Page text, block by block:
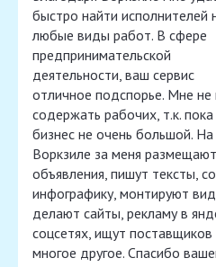
быстро найти исполнителей
любые виды работ. В сфере
предпринимательской
деятельности, ваш сервис
отличное подспорье. Мне не
содержать рабочих, т.к. пока
бизнес не очень большой. На
Воркзиле за меня размещают
объявления, пишут тексты,
инфографику, монтируют
делают сайты, рекламу в
соцсетях, ищут поставщиков
многое другое. Спасибо